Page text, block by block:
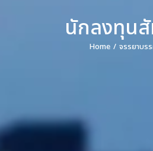
นักลงทุน
Home จรรยาบร